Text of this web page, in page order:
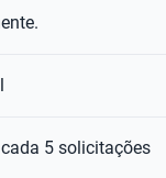
5 solicitações